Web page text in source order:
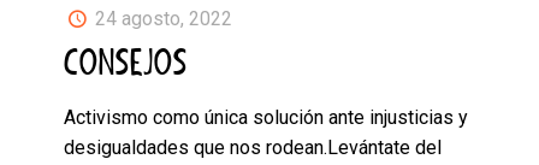
24 agosto, 2022
CONSEJOS
Activismo como única solución ante injusticias y
desigualdades que nos rodean.Levántate del